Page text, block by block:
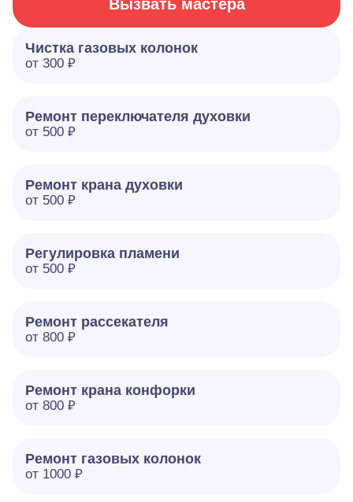
Вызвать мастера
Чистка газовых колонок
от 300 ₽
Ремонт переключателя духовки
от 500 ₽
Ремонт крана духовки
от 500 ₽
Регулировка пламени
от 500 ₽
Ремонт рассекателя
от 800 ₽
Ремонт крана конфорки
от 800 ₽
Ремонт газовых колонок
от 1000 ₽